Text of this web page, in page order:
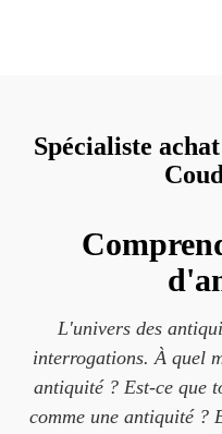
Spécialiste
L'univers des
interrogations. À quel
antiquité ? Est-ce que
comme une antiquité ?